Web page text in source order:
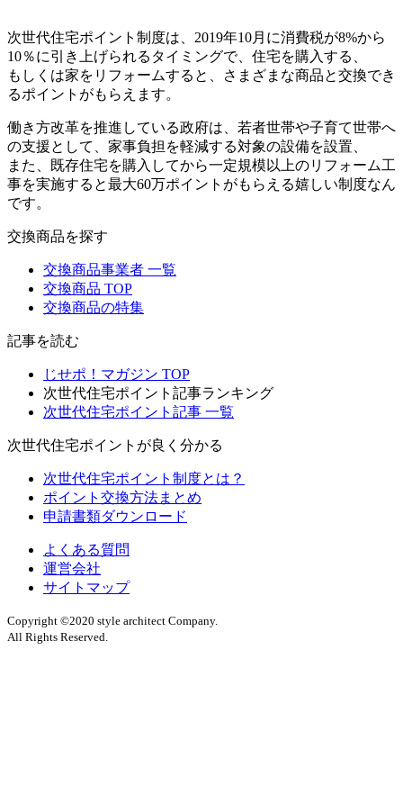
次世代住宅ポイント制度は、2019年10月に消費税が8%から
10％に引き上げられるタイミングで、住宅を購入する、
もしくは家をリフォームすると、さまざまな商品と交換でき
るポイントがもらえます。
働き方改革を推進している政府は、若者世帯や子育て世帯へ
の支援として、家事負担を軽減する対象の設備を設置、
また、既存住宅を購入してから一定規模以上のリフォーム工
事を実施すると最大60万ポイントがもらえる嬉しい制度なん
です。
交換商品を探す
交換商品事業者 一覧
交換商品 TOP
交換商品の特集
記事を読む
じせポ！マガジン TOP
次世代住宅ポイント記事ランキング
次世代住宅ポイント記事 一覧
次世代住宅ポイントが良く分かる
次世代住宅ポイント制度とは？
ポイント交換方法まとめ
申請書類ダウンロード
よくある質問
運営会社
サイトマップ
Copyright ©2020 style architect Company.
All Rights Reserved.